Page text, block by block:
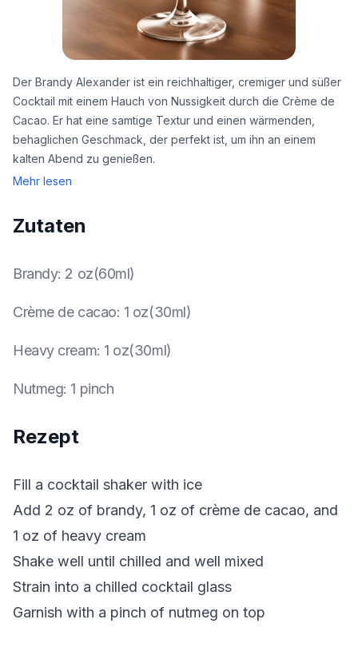
Der Brandy Alexander ist ein reichhaltiger, cremiger und süßer
Cocktail mit einem Hauch von Nussigkeit durch die Crème de
Cacao. Er hat eine samtige Textur und einen wärmenden,
behaglichen Geschmack, der perfekt ist, um ihn an einem
kalten Abend zu genießen.
Mehr lesen
Zutaten
Brandy: 2 oz(60ml)
Crème de cacao: 1 oz(30ml)
Heavy cream: 1 oz(30ml)
Nutmeg: 1 pinch
Rezept
Fill a cocktail shaker with ice
Add 2 oz of brandy, 1 oz of crème de cacao, and
1 oz of heavy cream
Shake well until chilled and well mixed
Strain into a chilled cocktail glass
Garnish with a pinch of nutmeg on top